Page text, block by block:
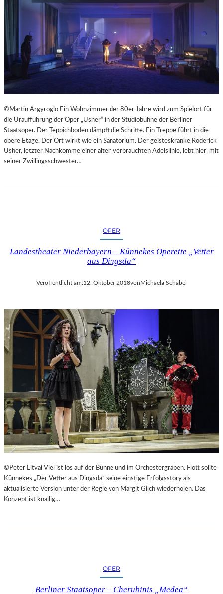
©Martin Argyroglo Ein Wohnzimmer der 80er Jahre wird zum Spielort für
die Uraufführung der Oper „Usher“ in der Studiobühne der Berliner
Staatsoper. Der Teppichboden dämpft die Schritte. Ein Treppe führt in die
obere Etage. Der Ort wirkt wie ein Sanatorium. Der geisteskranke Roderick
Usher, letzter Nachkomme einer alten verbrauchten Adelslinie, lebt hier mit
seiner Zwillingsschwester…
OPER
Landestheater Niederbayern – Künnekes Operette „Vetter
aus Dingsda“
Veröffentlicht am:12. Oktober 2018vonMichaela Schabel
©Peter Litvai Viel ist los auf der Bühne und im Orchestergraben. Flott sollte
Künnekes „Der Vetter aus Dingsda“ seine einstige Erfolgsstory als
aktualisierte Version unter der Regie von Margit Gilch wiederholen. Das
Konzept ist knallig…
OPER
Berliner Staatsoper – Cherubinis „Medea“